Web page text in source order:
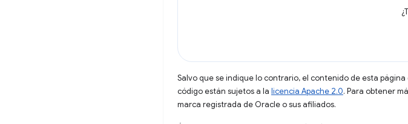
Salvo que se indique lo contrario, el contenido de esta página
código están sujetos a la licencia Apache 2.0. Para obtener
marca registrada de Oracle o sus afiliados.